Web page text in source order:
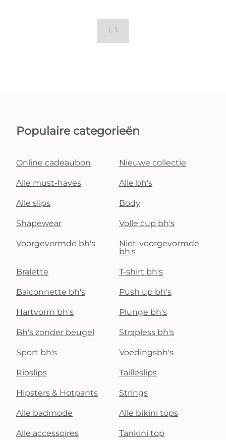
Populaire categorieën
Online cadeaubon Nieuwe collectie
Alle must-haves Alle bh's
Alle slips Body
Shapewear Volle cup bh's
Voorgevormde bh's
Niet-voorgevormde
bh's
Bralette T-shirt bh's
Balconnette bh's Push up bh's
Hartvorm bh's Plunge bh's
Bh's zonder beugel Strapless bh's
Sport bh's Voedingsbh's
Rioslips Tailleslips
Hipsters & Hotpants Strings
Alle badmode Alle bikini tops
Alle accessoires Tankini top